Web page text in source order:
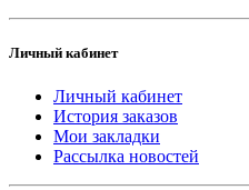
Личный кабинет
Личный кабинет
История заказов
Мои закладки
Рассылка новостей